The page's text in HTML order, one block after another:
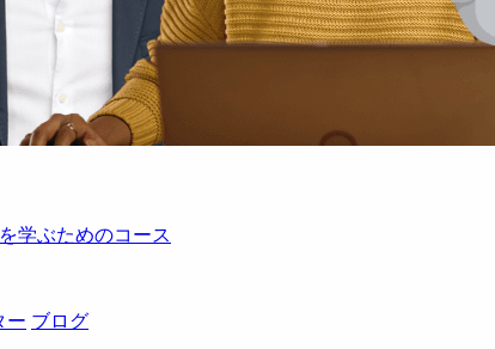
学ぶためのコース
ー ブログ